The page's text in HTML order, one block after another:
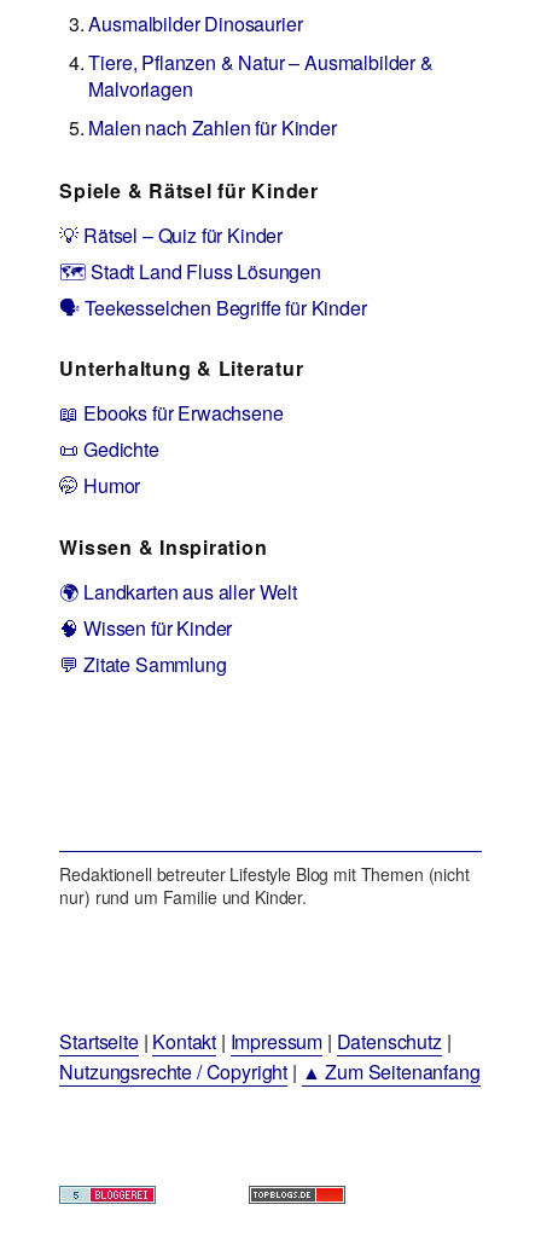
Ausmalbilder Dinosaurier
Tiere, Pflanzen & Natur – Ausmalbilder &
Malvorlagen
Malen nach Zahlen für Kinder
Spiele & Rätsel für Kinder
💡 Rätsel – Quiz für Kinder
🗺️ Stadt Land Fluss Lösungen
🗣️ Teekesselchen Begriffe für Kinder
Unterhaltung & Literatur
📖 Ebooks für Erwachsene
📜 Gedichte
🤭 Humor
Wissen & Inspiration
🌍 Landkarten aus aller Welt
🧠 Wissen für Kinder
💬 Zitate Sammlung
Redaktionell betreuter Lifestyle Blog mit Themen (nicht
nur) rund um Familie und Kinder.
Startseite| Kontakt | Impressum | Datenschutz|
Nutzungsrechte / Copyright | ▲ Zum Seitenanfang